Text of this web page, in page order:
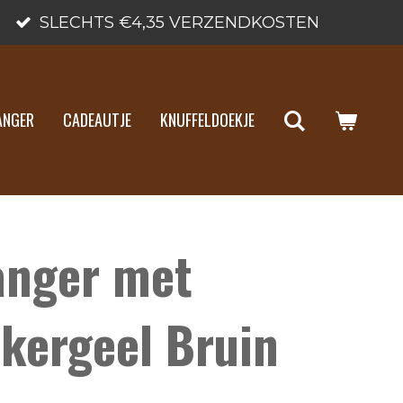
SLECHTS €4,35 VERZENDKOSTEN
CADEAUTJE KNUFFELDOEKJE
met
Bruin